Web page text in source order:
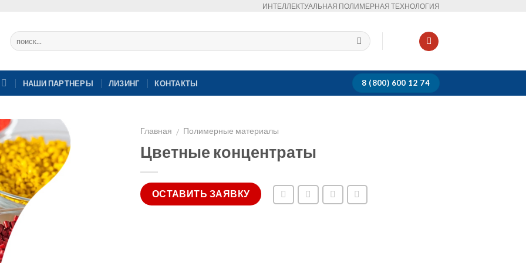
ИНТЕЛЛЕКТУАЛЬНАЯ ПОЛИМЕРНАЯ ТЕХНОЛОГИЯ
НАШИ ПАРТНЕРЫ ЛИЗИНГ КОНТАКТЫ 8 (800) 600 12 74
Главная / Полимерные материалы
Цветные концентраты
ОСТАВИТЬ ЗАЯВКУ